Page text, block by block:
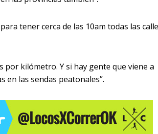
tener cerca de las 10am todas las
por kilómetro. Y si hay gente que viene a
las sendas peatonales”.